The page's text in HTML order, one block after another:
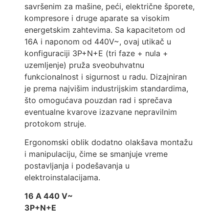
savršenim za mašine, peći, električne šporete,
kompresore i druge aparate sa visokim
energetskim zahtevima. Sa kapacitetom od
16A i naponom od 440V~, ovaj utikač u
konfiguraciji 3P+N+E (tri faze + nula +
uzemljenje) pruža sveobuhvatnu
funkcionalnost i sigurnost u radu. Dizajniran
je prema najvišim industrijskim standardima,
što omogućava pouzdan rad i sprečava
eventualne kvarove izazvane nepravilnim
protokom struje.
Ergonomski oblik dodatno olakšava montažu
i manipulaciju, čime se smanjuje vreme
postavljanja i podešavanja u
elektroinstalacijama.
16 A 440 V~
3P+N+E